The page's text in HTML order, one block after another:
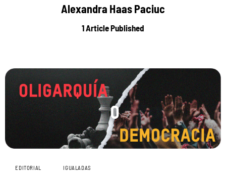
Alexandra Haas Paciuc
1Article Published
EDITORIAL IGUALADAS